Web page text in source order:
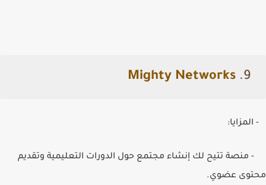
9.
Mighty Networks
- المزايا:
- منصة تتيح لك إنشاء مجتمع حول الدورات التعليمية وتقديم
محتوى عضوي.